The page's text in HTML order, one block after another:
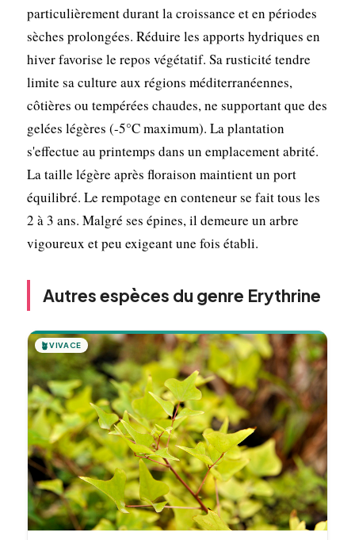
particulièrement durant la croissance et en périodes
sèches prolongées. Réduire les apports hydriques en
hiver favorise le repos végétatif. Sa rusticité tendre
limite sa culture aux régions méditerranéennes,
côtières ou tempérées chaudes, ne supportant que des
gelées légères (-5°C maximum). La plantation
s'effectue au printemps dans un emplacement abrité.
La taille légère après floraison maintient un port
équilibré. Le rempotage en conteneur se fait tous les
2 à 3 ans. Malgré ses épines, il demeure un arbre
vigoureux et peu exigeant une fois établi.
Autres espèces du genre Erythrine
🪴VIVACE